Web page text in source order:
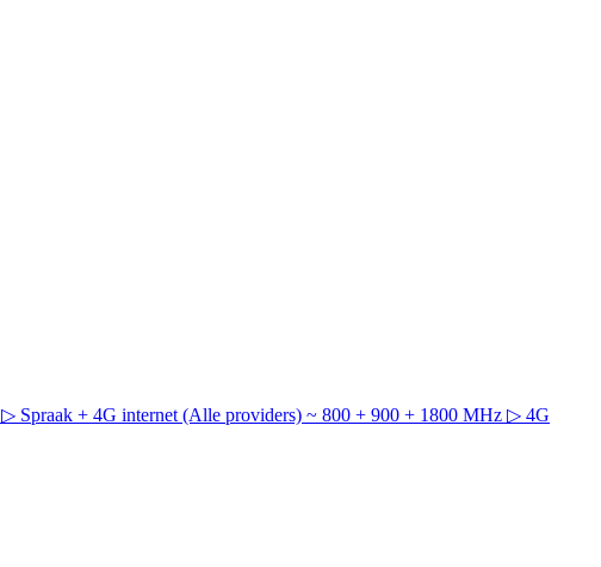
▷ Spraak + 4G internet (Alle providers) ~ 800 + 900 + 1800 MHz ▷ 4G